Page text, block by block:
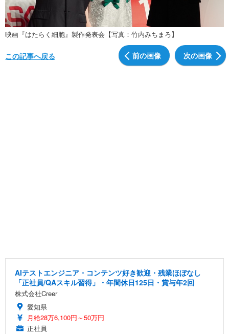
映画『はたらく細胞』製作発表会【写真：竹内みちまろ】
前の画像 次の画像
この記事へ戻る
AIテストエンジニア・コンテンツ好き歓迎・残業ほぼなし
「正社員/QAスキル習得」・年間休日125日・賞与年2回
株式会社Creer
愛知県
月給28万6,100円～50万円
正社員